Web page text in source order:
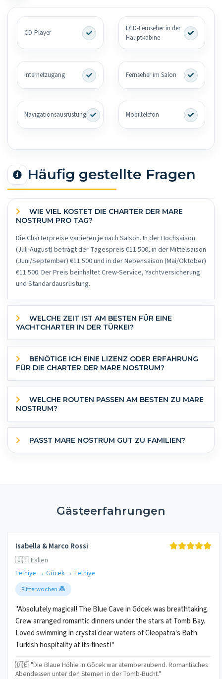
CD-Player
LCD-Fernseher in der
Hauptkabine
Internetzugang Fernseher im Salon
Navigationsausrüstung Mobiltelefon
Häufig gestellte Fragen
NOSTRUM PRO TAG?
Die Charterpreise variieren je nach Saison. In der Hochsaison
(Juli-August) beträgt der Tagespreis €11.500, in der Mittelsaison
(Juni/September) €11.500 und in der Nebensaison (Mai/Oktober)
€11.500. Der Preis beinhaltet Crew-Service, Yachtversicherung
und Standardausrüstung.
YACHTCHARTER IN DER TÜRKEI?
FÜR DIE CHARTER DER MARE NOSTRUM?
NOSTRUM?
PASST MARE NOSTRUM GUT ZU FAMILIEN?
Gästeerfahrungen
Isabella & Marco Rossi
🇮🇹 Italien
Fethiye → Göcek → Fethiye
Flitterwochen 💑
"Absolutely magical! The Blue Cave in Göcek was breathtaking.
Crew arranged romantic dinners under the stars at Tomb Bay.
Loved swimming in crystal clear waters of Cleopatra's Bath.
Turkish hospitality at its finest!"
🇩🇪 "Die Blaue Höhle in Göcek war atemberaubend. Romantisches
Abendessen unter den Sternen in der Tomb-Bucht."